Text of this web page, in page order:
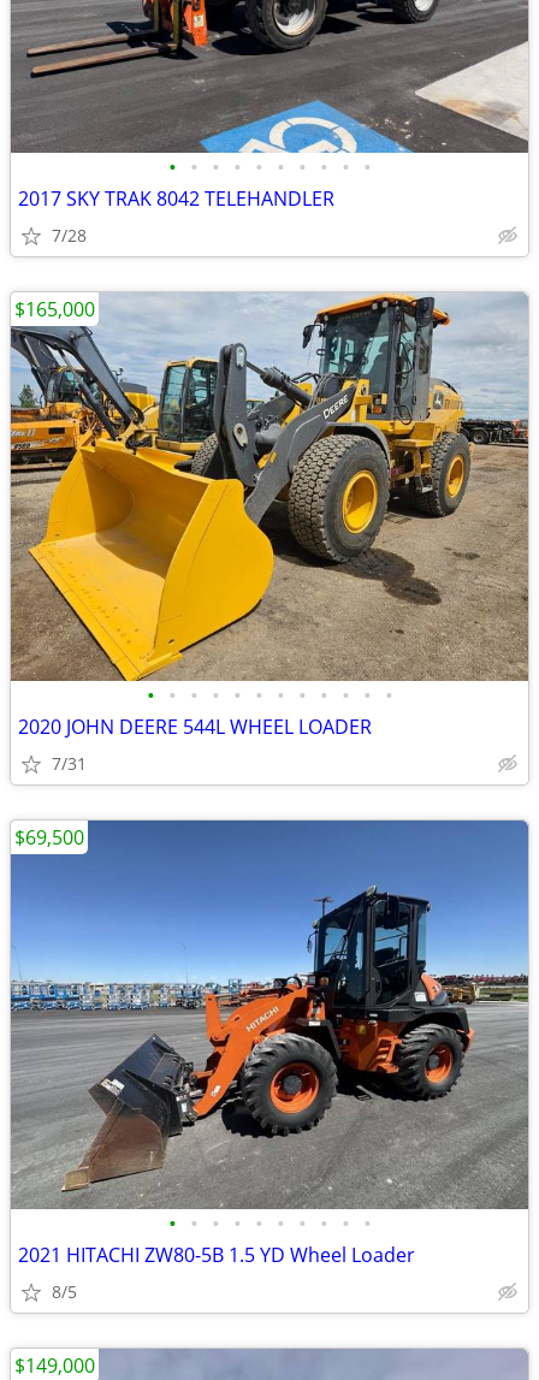
• • • • • • • • • •
2017 SKY TRAK 8042 TELEHANDLER
7/28
• • • • • • • • • • • •
2020 JOHN DEERE 544L WHEEL LOADER
7/31
$165,000
• • • • • • • • • •
2021 HITACHI ZW80-5B 1.5 YD Wheel Loader
8/5
$69,500
$149,000